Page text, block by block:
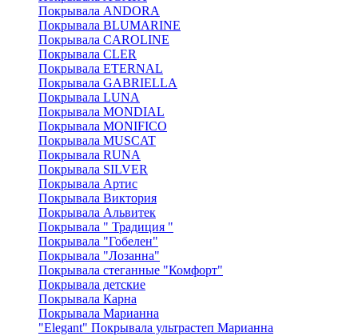
Покрывала ANDORA
Покрывала BLUMARINE
Покрывала CAROLINE
Покрывала CLER
Покрывала ETERNAL
Покрывала GABRIELLA
Покрывала LUNA
Покрывала MONDIAL
Покрывала MONIFICO
Покрывала MUSCAT
Покрывала RUNA
Покрывала SILVER
Покрывала Артис
Покрывала Виктория
Покрывала Альвитек
Покрывала " Традиция "
Покрывала "Гобелен"
Покрывала "Лозанна"
Покрывала стеганные "Комфорт"
Покрывала детские
Покрывала Карна
Покрывала Марианна
"Elegant" Покрывала ультрастеп Марианна